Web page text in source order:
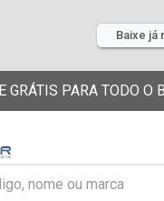
Baixe já
GRÁTIS PARA TODO O